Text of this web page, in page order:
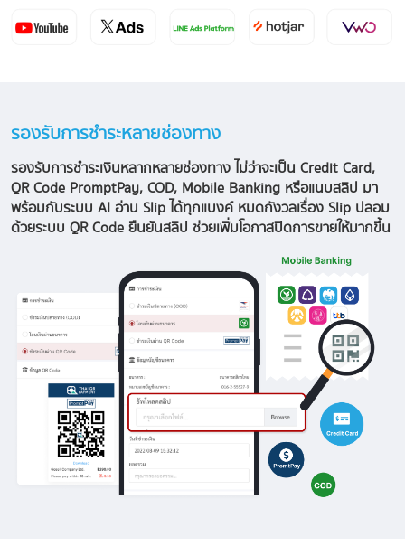
รองรับการชำระหลายช่องทาง
รองรับการชำระเงินหลากหลายช่องทาง ไม่ว่าจะเป็น Credit Card,
QR Code PromptPay, COD, Mobile Banking หรือแนบสลิป มา
พร้อมกับระบบ AI อ่าน Slip ได้ทุกแบงค์ หมดกังวลเรื่อง Slip ปลอม
ด้วยระบบ QR Code ยืนยันสลิป ช่วยเพิ่มโอกาสปิดการขายให้มากขึ้น